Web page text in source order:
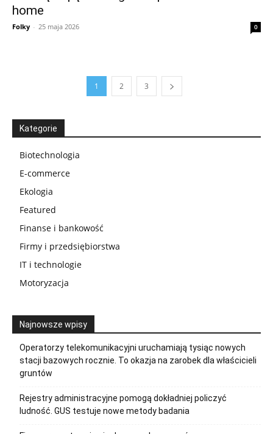
home
Folky - 25 maja 2026 0
1 2 3
Kategorie
Biotechnologia
E-commerce
Ekologia
Featured
Finanse i bankowość
Firmy i przedsiębiorstwa
IT i technologie
Motoryzacja
Najnowsze wpisy
Operatorzy telekomunikacyjni uruchamiają tysiąc nowych
stacji bazowych rocznie. To okazja na zarobek dla właścicieli
gruntów
Rejestry administracyjne pomogą dokładniej policzyć
ludność. GUS testuje nowe metody badania